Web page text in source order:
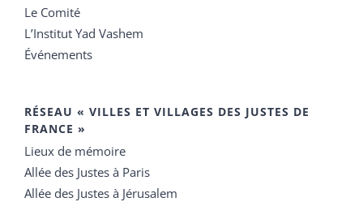
Le Comité
L’Institut Yad Vashem
Événements
RÉSEAU « VILLES ET VILLAGES DES JUSTES DE
FRANCE »
Lieux de mémoire
Allée des Justes à Paris
Allée des Justes à Jérusalem